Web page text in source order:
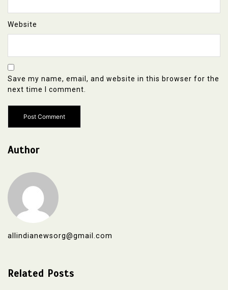
Website
Save my name, email, and website in this browser for the
next time I comment.
Author
allindianewsorg@gmail.com
Related Posts